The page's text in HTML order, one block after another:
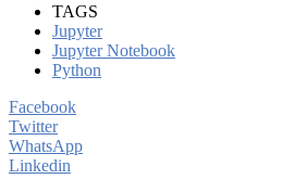
TAGS
Jupyter
Jupyter Notebook
Python
Facebook
Twitter
WhatsApp
Linkedin